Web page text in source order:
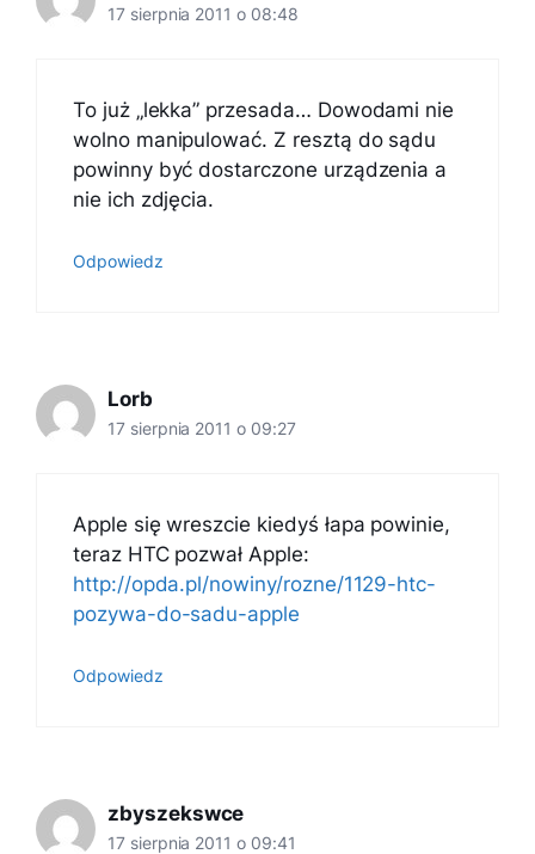
17 sierpnia 2011 o 08:48
To już „lekka” przesada… Dowodami nie
wolno manipulować. Z resztą do sądu
powinny być dostarczone urządzenia a
nie ich zdjęcia.
Odpowiedz
Lorb
17 sierpnia 2011 o 09:27
Apple się wreszcie kiedyś łapa powinie,
teraz HTC pozwał Apple:
http://opda.pl/nowiny/rozne/1129-htc-
pozywa-do-sadu-apple
Odpowiedz
zbyszekswce
17 sierpnia 2011 o 09:41